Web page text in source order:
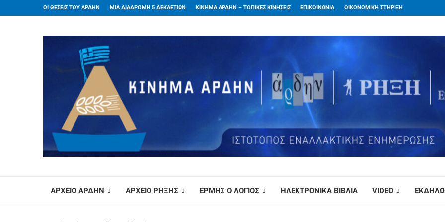
ΟΙ ΘΕΣΕΙΣ ΤΟΥ ΑΡΔΗΝ ΜΙΑ ΔΙΑΔΡΟΜΗ 5 ΔΕΚΑΕΤΙΩΝ ΚΙΝΗΜΑ ΑΡΔΗΝ – ΤΟΠΙΚΕΣ ΚΙΝΗΣΕΙΣ ΕΠΙΚΟΙΝΩΝΙΑ ΟΙΚΟΝΟΜΙΚΗ ΣΤΗΡΙΞΗ
ΑΡΧΕΙΟ ΑΡΔΗΝ ΑΡΧΕΙΟ ΡΗΞΗΣ ΕΡΜΗΣ Ο ΛΟΓΙΟΣ ΗΛΕΚΤΡΟΝΙΚΑ ΒΙΒΛΙΑ VIDEO